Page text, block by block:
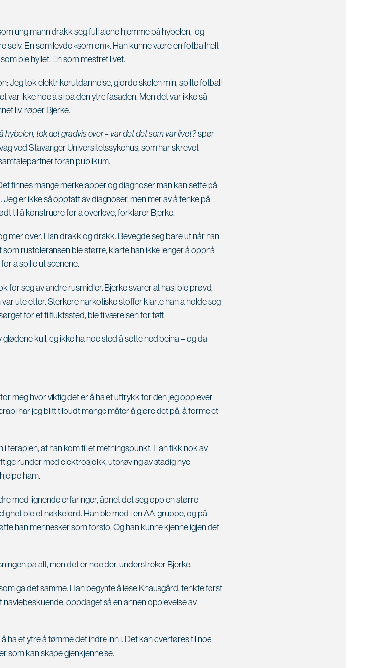
ung mann drakk seg full alene hjemme på hybelen, og
selv. En som levde «som om». Han kunne være en fotballhelt
ble hyllet. En som mestret livet.
Jeg tok elektrikerutdannelse, gjorde skolen min, spilte fotball
var ikke noe å si på den ytre fasaden. Men det var ikke så
liv, røper Bjerke.
hybelen, tok det gradvis over – var det det som var livet?spør
ved Stavanger Universitetssykehus, som har skrevet
foran publikum.
finnes mange merkelapper og diagnoser man kan sette på
er ikke så opptatt av diagnoser, men mer av å tenke på
til å konstruere for å overleve, forklarer Bjerke.
mer over. Han drakk og drakk. Bevegde seg bare ut når han
rustoleransen ble større, klarte han ikke lenger å oppnå
å spille ut scenene.
for seg av andre rusmidler. Bjerke svarer at hasj ble prøvd,
ute etter. Sterkere narkotiske stoffer klarte han å holde seg
for et tilfluktssted, ble tilværelsen for tøff.
kull, og ikke ha noe sted å sette ned beina – og da
meg hvor viktig det er å ha et uttrykk for den jeg opplever
har jeg blitt tilbudt mange måter å gjøre det på; å forme et
terapien, at han kom til et metningspunkt. Han fikk nok av
runder med elektrosjokk, utprøving av stadig nye
ham.
med lignende erfaringer, åpnet det seg opp en større
ble et nøkkelord. Han ble med i en AA-gruppe, og på
han mennesker som forsto. Og han kunne kjenne igjen det
på alt, men det er noe der, understreker Bjerke.
ga det samme. Han begynte å lese Knausgård, tenkte først
navlebeskuende, oppdaget så en annen opplevelse av
ha et ytre å tømme det indre inn i. Det kan overføres til noe
som kan skape gjenkjennelse.